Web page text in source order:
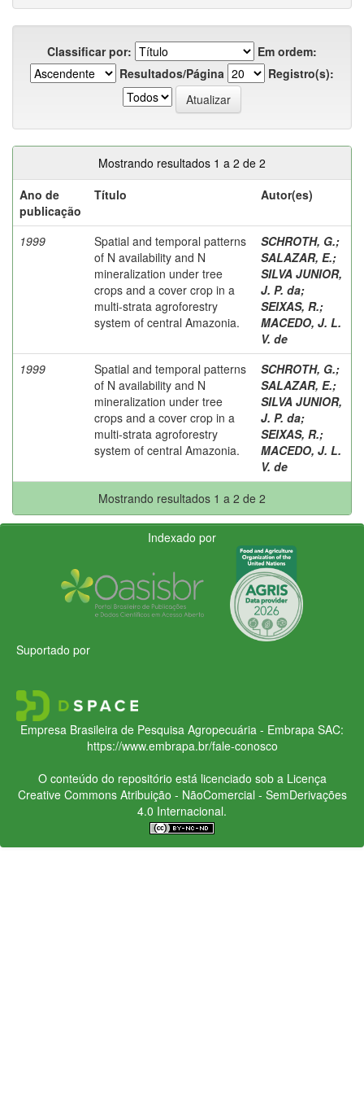
Classificar por:
Em ordem:
Resultados/Página
Registro(s):
Mostrando resultados 1 a 2 de 2
Ano de
publicação
Título Autor(es)
1999
Spatial and temporal patterns
of N availability and N
mineralization under tree
crops and a cover crop in a
multi-strata agroforestry
system of central Amazonia.
SCHROTH, G.;
SALAZAR, E.;
SILVA JUNIOR,
J. P. da;
SEIXAS, R.;
MACEDO, J. L.
V. de
1999
Spatial and temporal patterns
of N availability and N
mineralization under tree
crops and a cover crop in a
multi-strata agroforestry
system of central Amazonia.
SCHROTH, G.;
SALAZAR, E.;
SILVA JUNIOR,
J. P. da;
SEIXAS, R.;
MACEDO, J. L.
V. de
Mostrando resultados 1 a 2 de 2
Indexado por
Suportado por
Empresa Brasileira de Pesquisa Agropecuária - Embrapa SAC:
https://www.embrapa.br/fale-conosco
O conteúdo do repositório está licenciado sob a Licença
Creative CommonsAtribuição - NãoComercial - SemDerivações
4.0 Internacional.